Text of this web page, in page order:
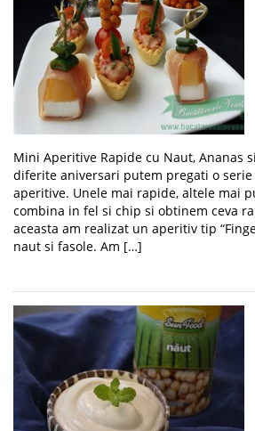
Mini Aperitive Rapide cu Naut, Ananas
diferite aniversari putem pregati o
aperitive. Unele mai rapide, altele mai
combina in fel si chip si obtinem ceva
aceasta am realizat un aperitiv tip
naut si fasole. Am […]